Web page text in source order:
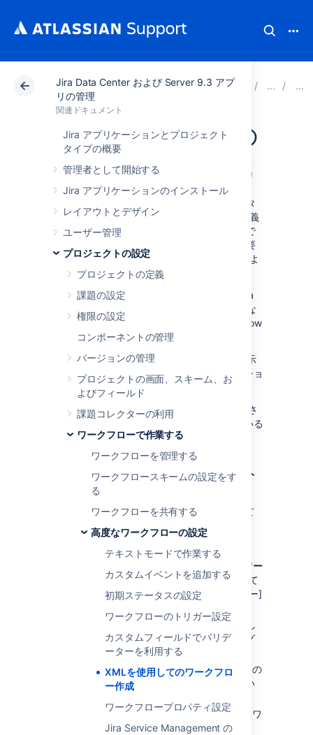
Jira Data Center および Server 9.3 アプ
リの管理
関連ドキュメント
Jira アプリケーションとプロジェクト
タイプの概要
管理者として開始する
Jira アプリケーションのインストール
レイアウトとデザイン
ユーザー管理
プロジェクトの設定
プロジェクトの定義
課題の設定
権限の設定
コンポーネントの管理
バージョンの管理
プロジェクトの画面、スキーム、お
よびフィールド
課題コレクターの利用
ワークフローで作業する
ワークフローを管理する
ワークフロースキームの設定をす
る
ワークフローを共有する
高度なワークフローの設定
テキストモードで作業する
カスタムイベントを追加する
初期ステータスの設定
ワークフローのトリガー設定
カスタムフィールドでバリデ
ーターを利用する
XMLを使用してのワークフロ
ー作成
ワークフロープロパティ設定
Jira Service Management の
アトラシアン サポート 関連ドキュメント Jira Data
XMLを使用しての
ワークフロー作成
Jira のワークフロー エディタは、Jira のデータ
ベースに格納されている OSWorkflow XML 定義
を生成します。Jira のワークフロー エディタで
利用できない OSWorkflow ベースの機能が必要
な場合、ワークフローを XML で定義し、次のよ
うに Jira にインポートできます。
XML ワークフローがインポートされると、Jira
のワークフロー エディタは、作成や編集できな
い OSWorklow を含む、ほとんどの OSWorkflow
定義を表示できるようになります。
たとえば、ワークフロー トランジションの表示
ページのその他タブにワークフロートランジショ
ンの条件結果が表示されます。
その他タブは、エディターで直接サポートさ
れていない要素がトランジションに含まれている
場合にのみ表示されます。
Jira への XML ワークフローのインポート
Jira システム管理者
」 グローバル権限を持つユーザーとして
ログインします
ワー
クフロー] を選択し、システム内のすべて
のワークフローを表示する [ワークフロー]
XML からインポート ボタンをクリックし
てワークフローのインポート ダイアログ
ボックスを開きます。
名前フィールドで、新しいワークフローの
名前を入力して (通常、2 ～ 3 語) 新しい
(オプション) 説明フィールドで、新しいワ
ークフローの詳細な説明を入力します。